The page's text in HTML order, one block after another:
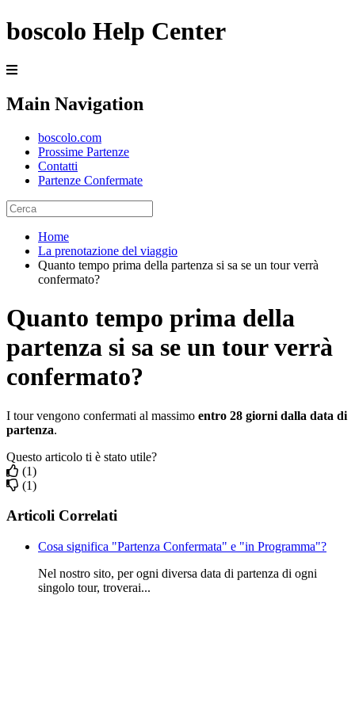
boscolo Help Center
Main Navigation
boscolo.com
Prossime Partenze
Contatti
Partenze Confermate
Home
La prenotazione del viaggio
Quanto tempo prima della partenza si sa se un tour verrà
confermato?
Quanto tempo prima della
partenza si sa se un tour verrà
confermato?
I tour vengono confermati al massimo entro 28 giorni dalla data di
partenza.
Questo articolo ti è stato utile?
(1)
(1)
Articoli Correlati
Cosa significa "Partenza Confermata" e "in Programma"?
Nel nostro sito, per ogni diversa data di partenza di ogni
singolo tour, troverai...